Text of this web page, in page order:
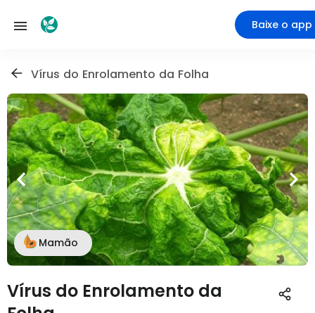
Baixe o app
Vírus do Enrolamento da Folha
Mamão
Vírus do Enrolamento da